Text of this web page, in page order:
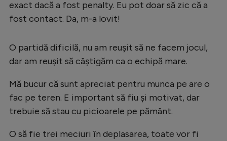
Intră în cont
exact dacă a fost penalty. Eu pot doar să zic că a
fost contact. Da, m-a lovit!
O partidă dificilă, nu am reușit să ne facem jocul,
dar am reușit să câștigăm ca o echipă mare.
Mă bucur că sunt apreciat pentru munca pe are o
fac pe teren. E important să fiu și motivat, dar
trebuie să stau cu picioarele pe pământ.
O să fie trei meciuri în deplasarea, toate vor fi